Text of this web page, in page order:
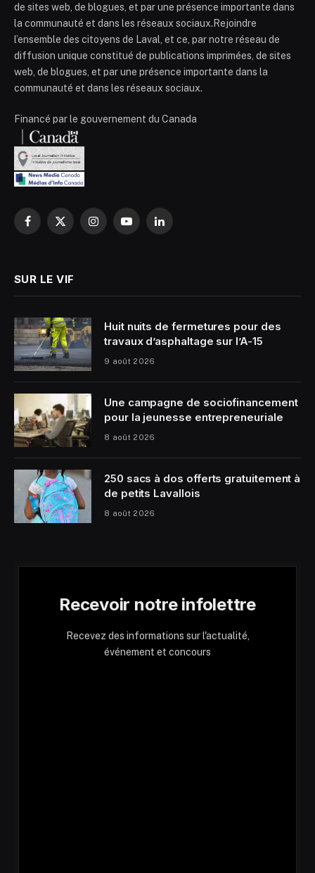
de sites web, de blogues, et par une présence importante dans
la communauté et dans les réseaux sociaux.Rejoindre
l’ensemble des citoyens de Laval, et ce, par notre réseau de
diffusion unique constitué de publications imprimées, de sites
web, de blogues, et par une présence importante dans la
communauté et dans les réseaux sociaux.
Financé par le gouvernement du Canada
Facebook
X
InstagramYouTubeLinkedIn
SUR LE VIF
Huit nuits de fermetures pour des
travaux d’asphaltage sur l’A-15
9 août 2026
Une campagne de sociofinancement
pour la jeunesse entrepreneuriale
8 août 2026
250 sacs à dos offerts gratuitement à
de petits Lavallois
8 août 2026
Recevoir notre infolettre
Recevez des informations sur l'actualité,
événement et concours